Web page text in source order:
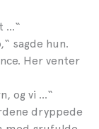
…“
sagde hun.
Her venter
og vi …“
dryppede